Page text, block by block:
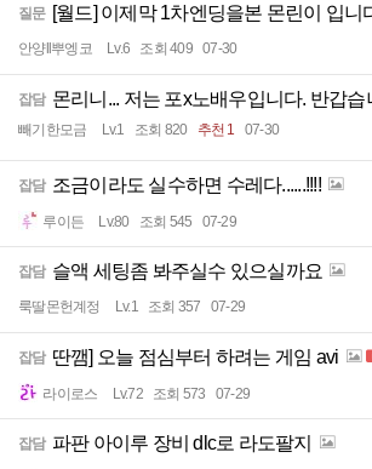
질문 [월드] 이제막 1차엔딩을본 몬린이 입니
안양ll뿌엥코 Lv.6 조회 409 07-30
잡담 몬리니... 저는 포x노배우입니다. 반갑습
빼기한모금 Lv.1 조회 820 추천 1 07-30
잡담 조금이라도 실수하면 수레다......!!!!
루이든 Lv.80 조회 545 07-29
잡담 슬액 세팅좀 봐주실수 있으실까요
룩딸몬헌계정 Lv.1 조회 357 07-29
잡담 딴깸] 오늘 점심부터 하려는 게임 avi
라이로스 Lv.72 조회 573 07-29
잡담 파판 아이루 장비 dlc로 라도팔지